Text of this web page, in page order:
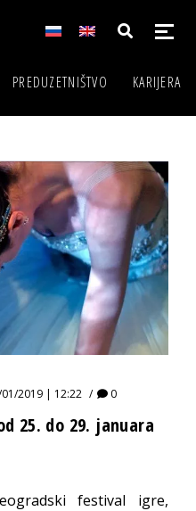
PREDUZETNIŠTVO KARIJERA
01/2019 | 12:22 0
25. do 29. januara
festival igre,